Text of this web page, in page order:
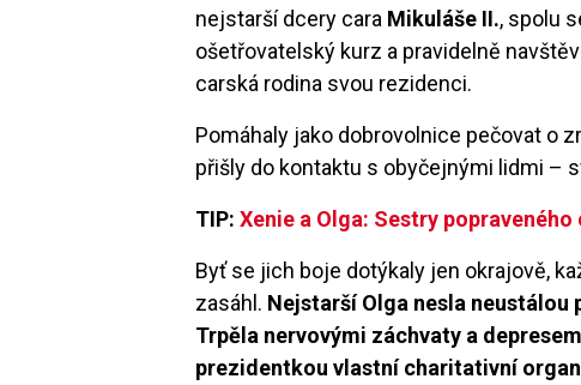
nejstarší dcery cara Mikuláše II., spolu
ošetřovatelský kurz a pravidelně
carská rodina svou rezidenci.
Pomáhaly jako dobrovolnice pečovat o
přišly do kontaktu s obyčejnými lidmi –
TIP:Xenie a Olga: Sestry
Byť se jich boje dotýkaly jen okrajově,
zasáhl. Nejstarší Olga nesla
Trpěla nervovými záchvaty a
prezidentkou vlastní charitativní